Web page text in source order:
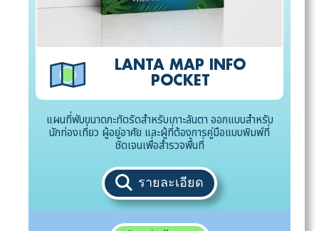
LANTA MAP INFO
POCKET
แผนที่พับขนาดกะทัดรัดสำหรับเกาะลันตา ออกแบบสำหรับ
นักท่องเที่ยว ผู้อยู่อาศัย และผู้ที่ต้องการคู่มือแบบพิมพ์ที่
ชัดเจนเพื่อสำรวจพื้นที่
รายละเอียด